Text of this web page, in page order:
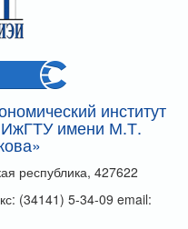
институт
имени М.Т.
республика, 427622
(34141) 5-34-09 email: